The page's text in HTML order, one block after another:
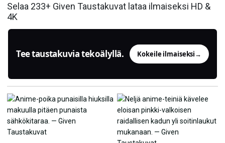
Selaa 233+ Given Taustakuvat lataa ilmaiseksi HD &
4K
Tee taustakuvia tekoälyllä. Kokeile ilmaiseksi→